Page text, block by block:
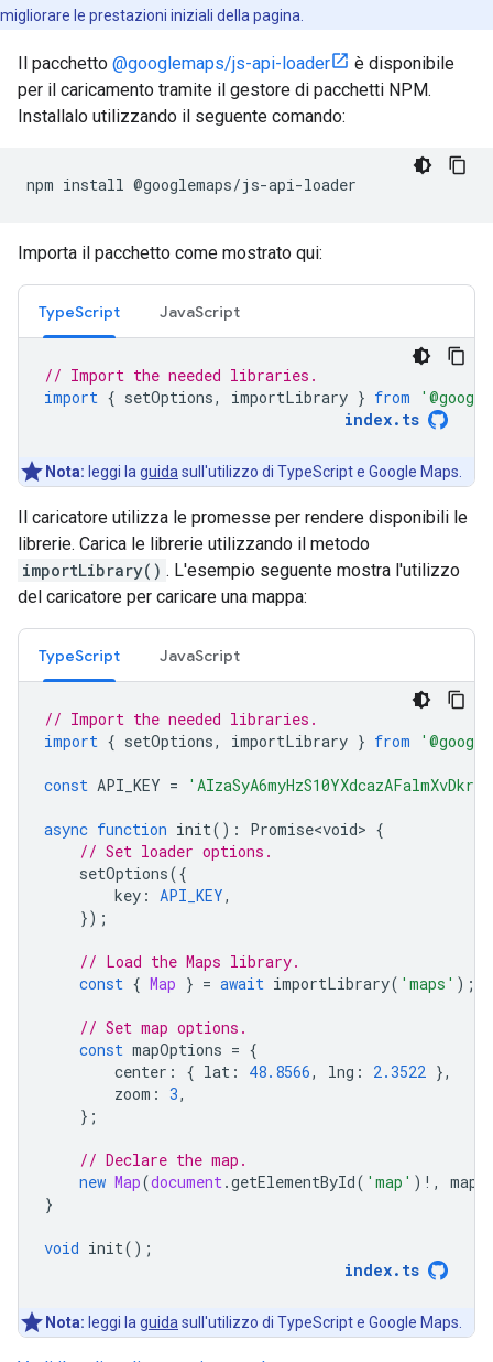
migliorare le prestazioni iniziali della pagina.
Il pacchetto @googlemaps/js-api-loader
è disponibile
per il caricamento tramite il gestore di pacchetti NPM.
Installalo utilizzando il seguente comando:
npm install @googlemaps/js-api-loader
Importa il pacchetto come mostrato qui:
TypeScript JavaScript
// Import the needed libraries.
import { setOptions, importLibrary } from
index. ts
Nota: leggi laguidasull'utilizzo di TypeScript e Google Maps.
Il caricatore utilizza le promesse per rendere disponibili le
librerie. Carica le librerie utilizzando il metodo
importLibrary() . L'esempio seguente mostra l'utilizzo
del caricatore per caricare una mappa:
TypeScript JavaScript
// Import the needed libraries.
import { setOptions, importLibrary } from
const API_KEY =
async function init() : Promise<void> {
// Set loader options.
setOptions({
key : API_KEY,
});
// Load the Maps library.
const { Map } = await importLibrary( 'maps' );
// Set map options.
const mapOptions = {
center : { lat : 48.8566, lng : 2.3522 },
zoom : 3,
};
// Declare the map.
new Map(document.getElementById( 'map' ) ! ,
}
void init();
index. ts
Nota: leggi laguidasull'utilizzo di TypeScript e Google Maps.